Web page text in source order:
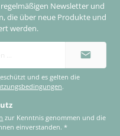
Newsletter und
die über neue Produkte und
werden.
und es gelten die
.
einverstanden.*